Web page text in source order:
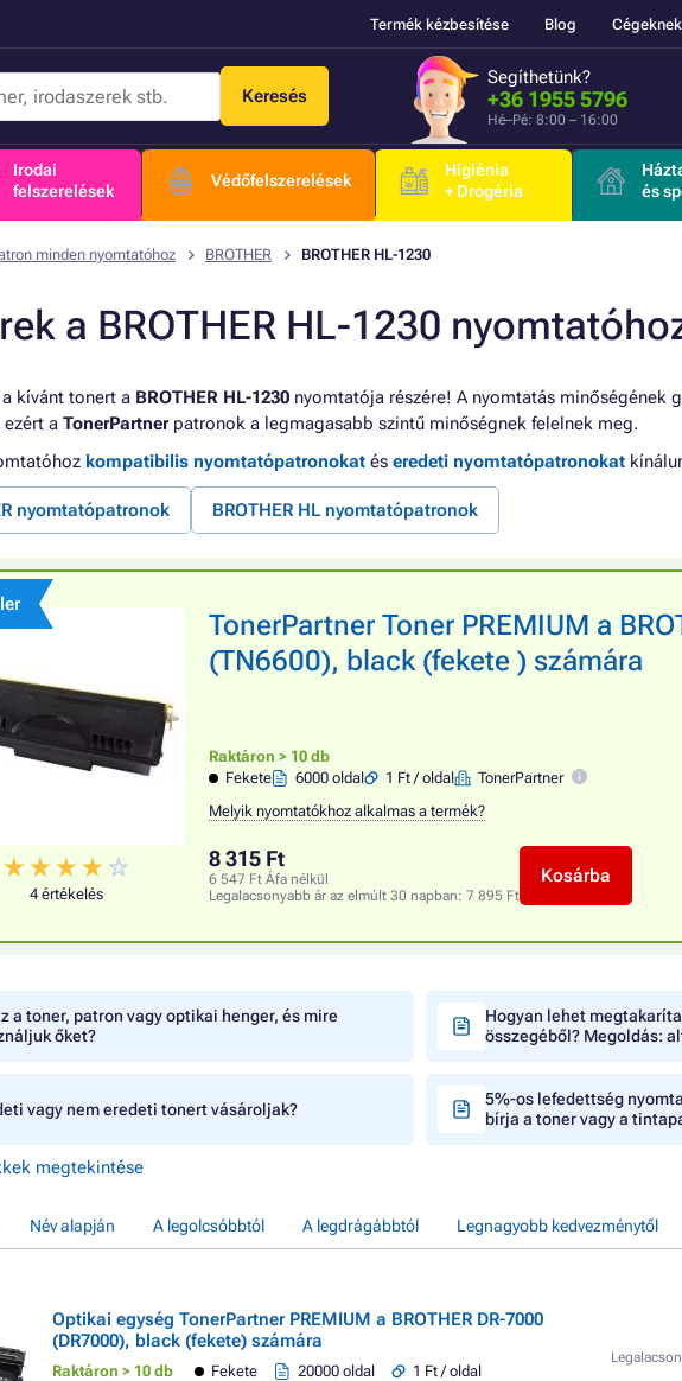
Termék kézbesítése Blog Cégeknek
Keresés
Segíthetünk?
+36 1955 5796
Hé–Pé: 8:00 – 16:00
Irodai
felszerelések
Védőfelszerelések
Higiénia
+ Drogéria
és
minden nyomtatóhoz BROTHER BROTHER HL-1230
a BROTHER HL-1230
kívánt tonert a BROTHER HL-1230 nyomtatója részére! A nyomtatás minőségének
ezért a TonerPartnerpatronok a legmagasabb szintű minőségnek felelnek meg.
kompatibilis nyomtatópatronokat és eredeti nyomtatópatronokat
nyomtatópatronok BROTHER HL nyomtatópatronok
4 értékelés
TonerPartner Toner PREMIUM a
(TN6600), black (fekete ) számára
Raktáron > 10 db
Fekete
6000 oldal 1 Ft / oldal
TonerPartner
Melyik nyomtatókhoz alkalmas a termék?
8 315 Ft
6 547 Ft Áfa nélkül
Legalacsonyabb ár az elmúlt 30 napban: 7 895 Ft
Kosárba
a toner, patron vagy optikai henger, és mire
őket?
Hogyan lehet
összegéből? Megoldás:
vagy nem eredeti tonert vásároljak?
5%-os lefedettség
bírja a toner vagy a
megtekintése
Név alapján A legolcsóbbtól A legdrágábbtól Legnagyobb kedvezménytől
Optikai egység TonerPartner PREMIUM a BROTHER DR-7000
(DR7000), black (fekete) számára
Raktáron > 10 db Fekete 20000 oldal
1 Ft / oldal